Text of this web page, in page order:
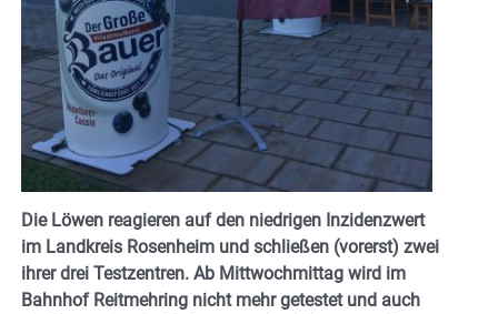
Die Löwen reagieren auf den niedrigen Inzidenzwert
im Landkreis Rosenheim und schließen (vorerst) zwei
ihrer drei Testzentren. Ab Mittwochmittag wird im
Bahnhof Reitmehring nicht mehr getestet und auch